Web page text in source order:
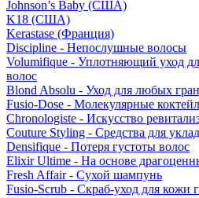
Johnson’s Baby (США)
K18 (США)
Kerastase (Франция)
Discipline - Непослушные волосы
Volumifique - Уплотняющий уход
волос
Blond Absolu - Уход для любых
Fusio-Dose - Молекулярные
Chronologiste - Искусство
Couture Styling - Средства для
Densifique - Потеря густоты волос
Elixir Ultime - На основе
Fresh Affair - Сухой шампунь
Fusio-Scrub - Скраб-уход для кожи